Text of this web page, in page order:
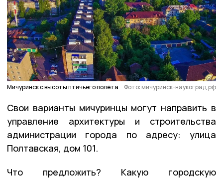
Мичуринск с высоты птичьего полёта Фото: мичуринск-наукоград.рф
Свои варианты мичуринцы могут направить в
управление архитектуры и строительства
администрации города по адресу: улица
Полтавская, дом 101.
Что предложить? Какую городскую